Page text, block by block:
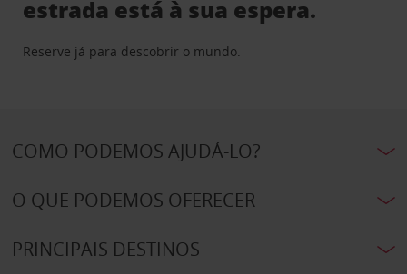
estrada está à sua espera.
Reserve já para descobrir o mundo.
COMO PODEMOS AJUDÁ-LO?
O QUE PODEMOS OFERECER
PRINCIPAIS DESTINOS